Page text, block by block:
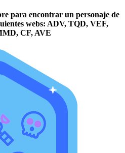
para encontrar un personaje de
webs: ADV, TQD, VEF,
CF, AVE